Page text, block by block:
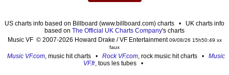
US charts info based on Billboard (www.billboard.com) charts • UK charts info
based on The Official UK Charts Company's charts
Music VF © 2007-2026 Howard Drake / VF Entertainment09/08/26 15h50:49 xx
faux
Music VF.com, music hit charts • Rock VF.com, rock music hit charts • Music
VF.fr, tous les tubes •